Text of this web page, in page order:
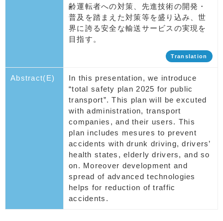
齢運転者への対策、先進技術の開発・
普及を踏まえた対策等を盛り込み、世
界に誇る安全な輸送サービスの実現を
目指す。
Translation
Abstract(E)
In this presentation, we introduce
“total safety plan 2025 for public
transport”. This plan will be excuted
with administration, transport
companies, and their users. This
plan includes mesures to prevent
accidents with drunk driving, drivers’
health states, elderly drivers, and so
on. Moreover development and
spread of advanced technologies
helps for reduction of traffic
accidents.